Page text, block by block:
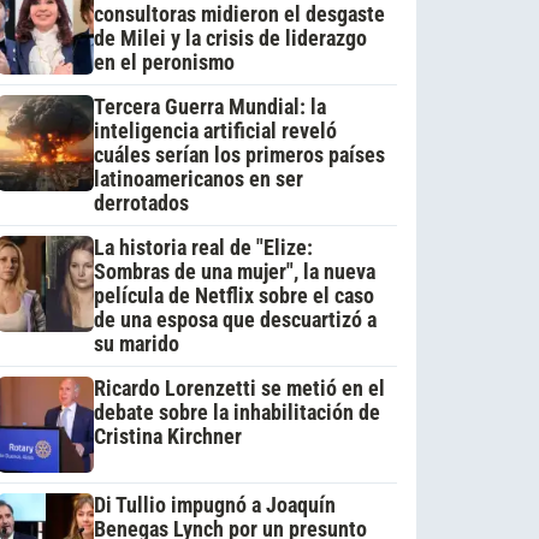
consultoras midieron el desgaste
de Milei y la crisis de liderazgo
en el peronismo
Tercera Guerra Mundial: la
inteligencia artificial reveló
cuáles serían los primeros países
latinoamericanos en ser
derrotados
La historia real de "Elize:
Sombras de una mujer", la nueva
película de Netflix sobre el caso
de una esposa que descuartizó a
su marido
Ricardo Lorenzetti se metió en el
debate sobre la inhabilitación de
Cristina Kirchner
Di Tullio impugnó a Joaquín
Benegas Lynch por un presunto